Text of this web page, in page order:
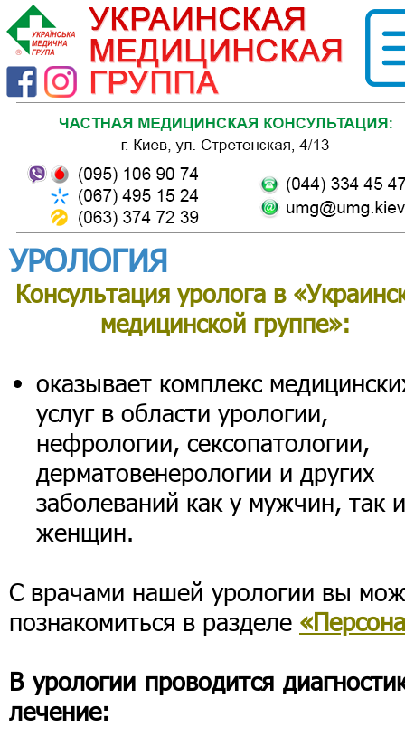
УРОЛОГИЯ
Консультация уролога в
медицинской группе»:
оказывает комплекс
услуг в области урологии,
нефрологии, сексопатологии,
дерматовенерологии и других
заболеваний как у мужчин, так
женщин.
С врачами нашей урологии вы
познакомиться в разделе
В урологии проводится
лечение: